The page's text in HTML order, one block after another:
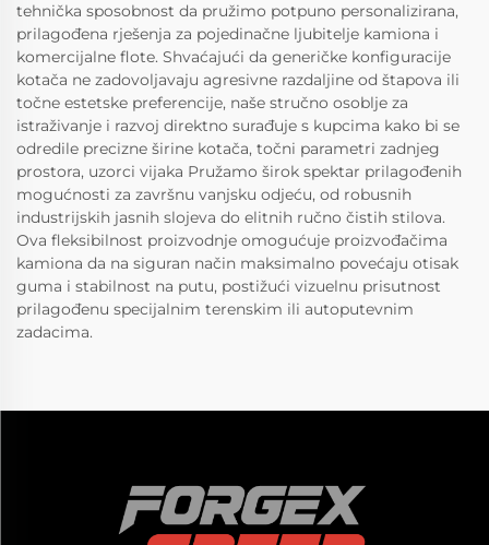
tehnička sposobnost da pružimo potpuno personalizirana,
prilagođena rješenja za pojedinačne ljubitelje kamiona i
komercijalne flote. Shvaćajući da generičke konfiguracije
kotača ne zadovoljavaju agresivne razdaljine od štapova ili
točne estetske preferencije, naše stručno osoblje za
istraživanje i razvoj direktno surađuje s kupcima kako bi se
odredile precizne širine kotača, točni parametri zadnjeg
prostora, uzorci vijaka Pružamo širok spektar prilagođenih
mogućnosti za završnu vanjsku odjeću, od robusnih
industrijskih jasnih slojeva do elitnih ručno čistih stilova.
Ova fleksibilnost proizvodnje omogućuje proizvođačima
kamiona da na siguran način maksimalno povećaju otisak
guma i stabilnost na putu, postižući vizuelnu prisutnost
prilagođenu specijalnim terenskim ili autoputevnim
zadacima.